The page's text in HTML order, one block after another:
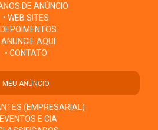
DE ANÚNCIO
• WEB SITES
DEPOIMENTOS
ANUNCIE AQUI
• CONTATO
MEU ANÚNCIO
(EMPRESARIAL)
E CIA